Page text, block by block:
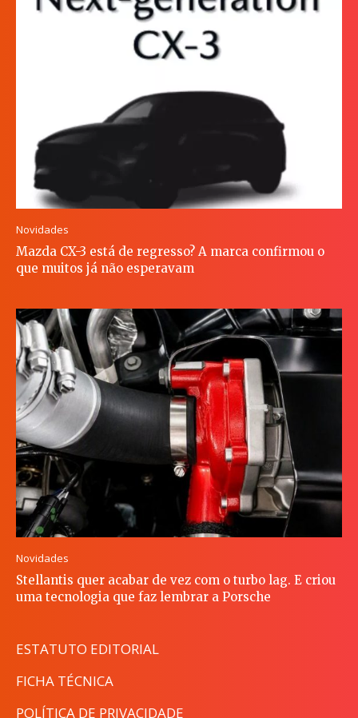
Novidades
Mazda CX-3 está de regresso? A marca confirmou o
que muitos já não esperavam
Novidades
Stellantis quer acabar de vez com o turbo lag. E criou
uma tecnologia que faz lembrar a Porsche
ESTATUTO EDITORIAL
FICHA TÉCNICA
POLÍTICA DE PRIVACIDADE